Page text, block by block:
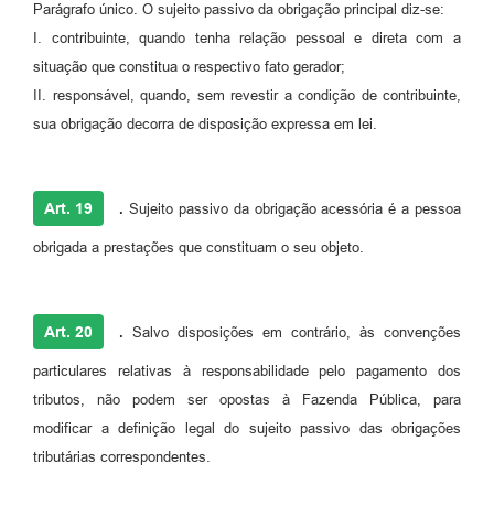
Parágrafo único. O sujeito passivo da obrigação principal diz-se:
I. contribuinte, quando tenha relação pessoal e direta com a
situação que constitua o respectivo fato gerador;
II. responsável, quando, sem revestir a condição de contribuinte,
sua obrigação decorra de disposição expressa em lei.
Art. 19 . Sujeito passivo da obrigação acessória é a pessoa
obrigada a prestações que constituam o seu objeto.
Art. 20 . Salvo disposições em contrário, às convenções
particulares relativas à responsabilidade pelo pagamento dos
tributos, não podem ser opostas à Fazenda Pública, para
modificar a definição legal do sujeito passivo das obrigações
tributárias correspondentes.